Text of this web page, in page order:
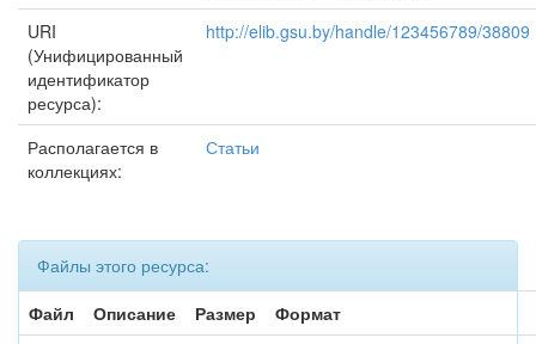
URI
(Унифицированный
идентификатор
ресурса):
http://elib.gsu.by/handle/123456789/38809
Располагается в
коллекциях:
Статьи
Файлы этого ресурса:
Файл
Описание Размер
Формат